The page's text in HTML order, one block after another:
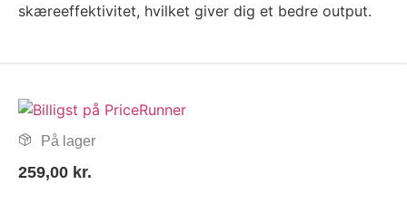
skæreeffektivitet, hvilket giver dig et bedre output.
På lager
259,00 kr.